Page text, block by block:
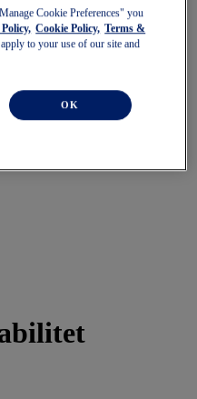
Cookie Preferences" you
Cookie Policy, Terms &
to your use of our site and
OK